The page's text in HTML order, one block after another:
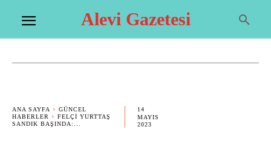
Alevi Gazetesi
ANA SAYFA
GÜNCEL
HABERLER
FELÇI YURTTAŞ
SANDIK BAŞINDA:...
14
MAYIS
2023